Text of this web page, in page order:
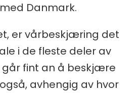
Danmark.
er vårbeskjæring det
i de fleste deler av
går fint an å beskjære
avhengig av hvor